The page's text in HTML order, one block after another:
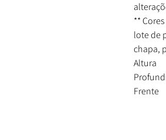
**
lote de
chapa,
Altura
Frente